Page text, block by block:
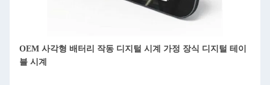
OEM 사각형 배터리 작동 디지털 시계 가정 장식 디지털 테이
블 시계